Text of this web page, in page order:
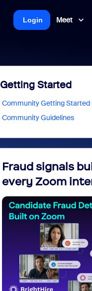
Meet
Login
Getting Started
Community Getting Started
Community Guidelines
Fraud signals
every Zoom